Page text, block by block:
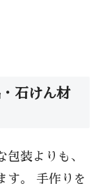
石けん材
装よりも、
す。 手作りを